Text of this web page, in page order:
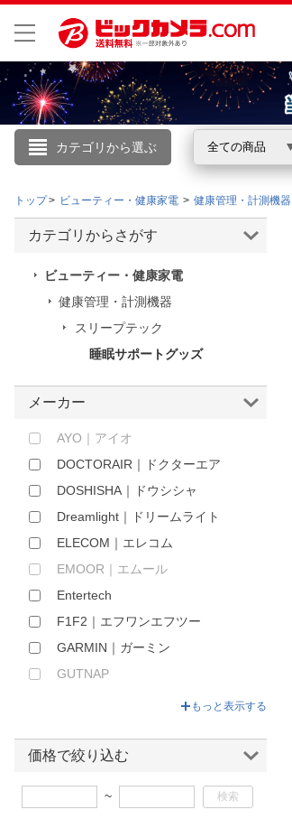
カテゴリから選ぶ 全ての商品
こんにちは
ログイン
会員メニュー
お買いもの履歴
閲覧履歴
お知らせ
トップ ビューティー・健康家電 健康管理・計測機器
カテゴリからさがす
ビューティー・健康家電
健康管理・計測機器
スリープテック
睡眠サポートグッズ
メーカー
AYO｜アイオ
DOCTORAIR｜ドクターエア
DOSHISHA｜ドウシシャ
Dreamlight｜ドリームライト
ELECOM｜エレコム
EMOOR｜エムール
Entertech
F1F2｜エフワンエフツー
GARMIN｜ガーミン
GUTNAP
HURON
MOGO
もっと表示する
価格で絞り込む
~